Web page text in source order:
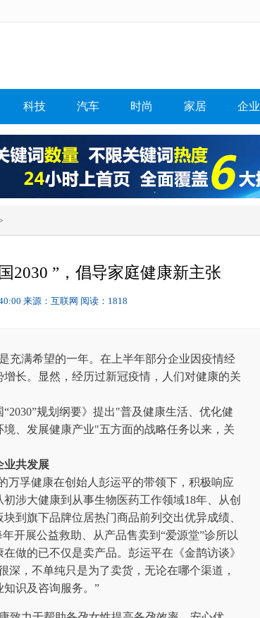
科技 汽车 时尚 家居 企业
2030 ”，倡导家庭健康新主张
来源：互联网 阅读：1818
满希望的一年。在上半年部分企业因疫情经
长。显然，经历过新冠疫情，人们对健康的关
“2030”规划纲要》提出"普及健康生活、优化健
、发展健康产业"五方面的战略任务以来，关
业共发展
万孚健康在创始人彭运平的带领下，积极响应
涉大健康到从事生物医药工作领域18年、从创
到旗下品牌位居热门商品前列交出优异成绩、
开展公益救助、从产品售卖到“爱源堂”诊所以
做的已不仅是卖产品。彭运平在《金鹊访谈》
深，不单纯只是为了卖货，无论在哪个渠道，
识及咨询服务。”